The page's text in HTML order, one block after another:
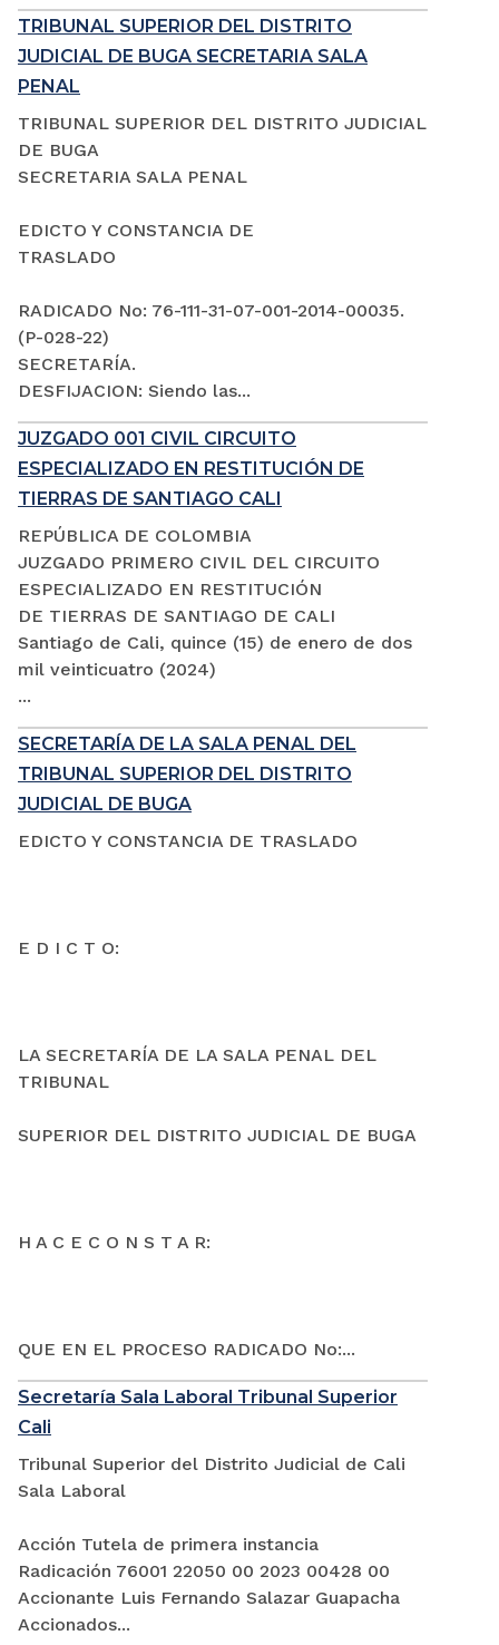
TRIBUNAL SUPERIOR DEL DISTRITO
JUDICIAL DE BUGA SECRETARIA SALA
PENAL
TRIBUNAL SUPERIOR DEL DISTRITO JUDICIAL
DE BUGA
SECRETARIA SALA PENAL
EDICTO Y CONSTANCIA DE
TRASLADO
RADICADO No: 76-111-31-07-001-2014-00035.
(P-028-22)
SECRETARÍA.
DESFIJACION: Siendo las...
JUZGADO 001 CIVIL CIRCUITO
ESPECIALIZADO EN RESTITUCIÓN DE
TIERRAS DE SANTIAGO CALI
REPÚBLICA DE COLOMBIA
JUZGADO PRIMERO CIVIL DEL CIRCUITO
ESPECIALIZADO EN RESTITUCIÓN
DE TIERRAS DE SANTIAGO DE CALI
Santiago de Cali, quince (15) de enero de dos
mil veinticuatro (2024)
...
SECRETARÍA DE LA SALA PENAL DEL
TRIBUNAL SUPERIOR DEL DISTRITO
JUDICIAL DE BUGA
EDICTO Y CONSTANCIA DE TRASLADO
E D I C T O:
LA SECRETARÍA DE LA SALA PENAL DEL
TRIBUNAL
SUPERIOR DEL DISTRITO JUDICIAL DE BUGA
H A C E C O N S T A R:
QUE EN EL PROCESO RADICADO No:...
Secretaría Sala Laboral Tribunal Superior
Cali
Tribunal Superior del Distrito Judicial de Cali
Sala Laboral
Acción Tutela de primera instancia
Radicación 76001 22050 00 2023 00428 00
Accionante Luis Fernando Salazar Guapacha
Accionados...